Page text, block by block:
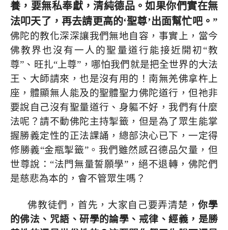
養，要無私奉獻，清純德品。如果你們實在無
法叩天了，再去請更高的‘聖尊’出面幫忙吧。 ”
佛陀的教化深深讓我們無地自容，事實上，當今
佛教界也沒有一人的聖量道行能接近開初“教
尊”、旺扎“上尊”，哪怕我們就是把全世界的大法
王、大師請來，也是沒有用的！南無羌佛拿杵上
座，體顯無人能及的聖體聖力佛陀道行，但祂非
要說自己沒有聖量道行、身軀不好，我們有什麼
法呢？請不動佛陀主持掣籤，但是為了眾生能掌
握勝義定性的正法課誦，總部決心已下，一定得
修勝義“金瓶掣籤”。我們雖然感召德品欠量，但
世尊說：“法門無量誓願學”，絕不退轉，佛陀們
是慈悲為本的，會不管眾生嗎？
佛教徒們，首先，大家自己要弄清楚，你學
的佛法、咒語、研學的論學、戒律、經義，是勝